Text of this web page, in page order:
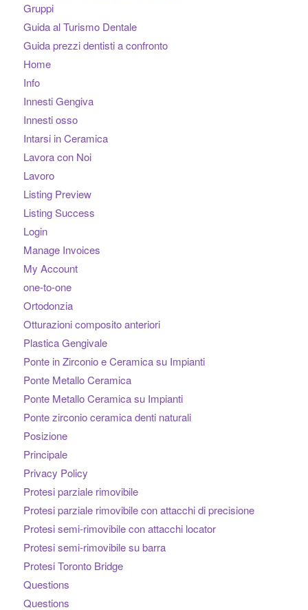
Gruppi
Guida al Turismo Dentale
Guida prezzi dentisti a confronto
Home
Info
Innesti Gengiva
Innesti osso
Intarsi in Ceramica
Lavora con Noi
Lavoro
Listing Preview
Listing Success
Login
Manage Invoices
My Account
one-to-one
Ortodonzia
Otturazioni composito anteriori
Plastica Gengivale
Ponte in Zirconio e Ceramica su Impianti
Ponte Metallo Ceramica
Ponte Metallo Ceramica su Impianti
Ponte zirconio ceramica denti naturali
Posizione
Principale
Privacy Policy
Protesi parziale rimovibile
Protesi parziale rimovibile con attacchi di precisione
Protesi semi-rimovibile con attacchi locator
Protesi semi-rimovibile su barra
Protesi Toronto Bridge
Questions
Questions